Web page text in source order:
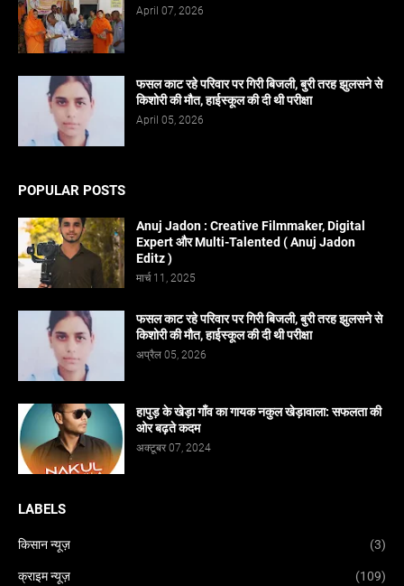
April 07, 2026
फसल काट रहे परिवार पर गिरी बिजली, बुरी तरह झुलसने से
किशोरी की मौत, हाईस्कूल की दी थी परीक्षा
April 05, 2026
POPULAR POSTS
Anuj Jadon : Creative Filmmaker, Digital
Expert और Multi-Talented ( Anuj Jadon
Editz )
मार्च 11, 2025
फसल काट रहे परिवार पर गिरी बिजली, बुरी तरह झुलसने से
किशोरी की मौत, हाईस्कूल की दी थी परीक्षा
अप्रैल 05, 2026
हापुड़ के खेड़ा गाँव का गायक नकुल खेड़ावाला: सफलता की
ओर बढ़ते कदम
अक्टूबर 07, 2024
LABELS
किसान न्यूज़ (3)
क्राइम न्यूज़ (109)